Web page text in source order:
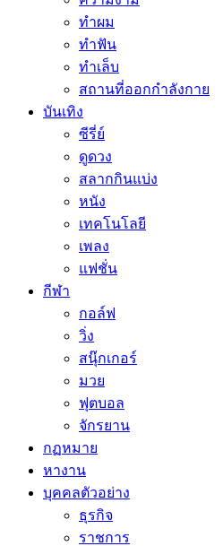
ทำผม
ทำฟัน
ทำเล็บ
สถานที่ออกกำลังกาย
บันเทิง
ซีรี่ย์
ดูดวง
สลากกินแบ่ง
หนัง
เทคโนโลยี
เพลง
แฟชั่น
กีฬา
กอล์ฟ
วิ่ง
สนุ๊กเกอร์
มวย
ฟุตบอล
จักรยาน
กฏหมาย
หางาน
บุคคลตัวอย่าง
ธุรกิจ
ราชการ